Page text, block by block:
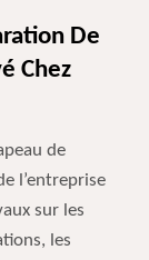
De
Chez
de
l’entreprise
sur les
les